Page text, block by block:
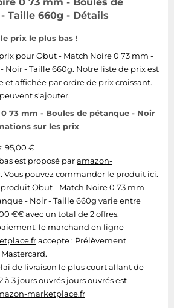
& barbe
Taille 660g - Détails
prix le plus bas !
pour Obut - Match Noire 0 73 mm -
Noir - Taille 660g. Notre liste de prix est
et affichée par ordre de prix croissant.
s'ajouter.
73 mm - Boules de pétanque - Noir
sur les prix
95,00 €
est proposé paramazon-
. Vous pouvez commander le produit ici.
Obut - Match Noire 0 73 mm -
- Noir - Taille 660g varie entre
€€ avec un total de 2 offres.
le marchand en ligne
accepte : Prélèvement
de livraison le plus court allant de
à 3 jours ouvrés jours ouvrés est
marketplace.fr